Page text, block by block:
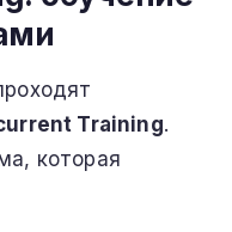
Training.
которая